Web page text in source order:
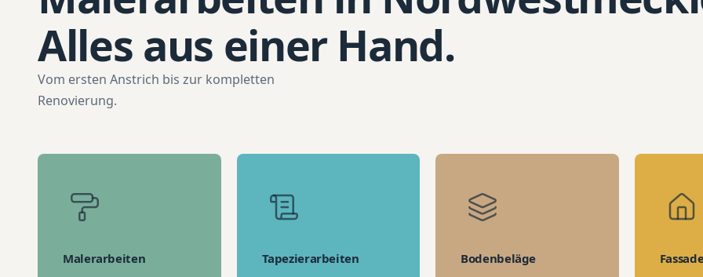
Alles aus einer Hand.
Vom ersten Anstrich bis zur kompletten
Renovierung.
Malerarbeiten
Tapezierarbeiten
Bodenbeläge